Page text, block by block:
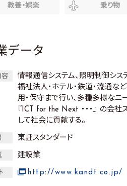
教養・娯楽 乗り物
データ
容
情報通信システム、照明制御シス
福祉法人・ホテル・鉄道・流通な
用・保守まで行い、多種多様なニ
『ICT for the Next ・・・』 の会
して社会に貢献する。
東証スタンダード
建設業
http://www.kandt.co.jp/